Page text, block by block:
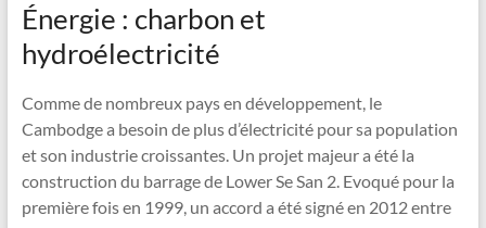
Énergie : charbon et
hydroélectricité
Comme de nombreux pays en développement, le
Cambodge a besoin de plus d’électricité pour sa population
et son industrie croissantes. Un projet majeur a été la
construction du barrage de Lower Se San 2. Evoqué pour la
première fois en 1999, un accord a été signé en 2012 entre